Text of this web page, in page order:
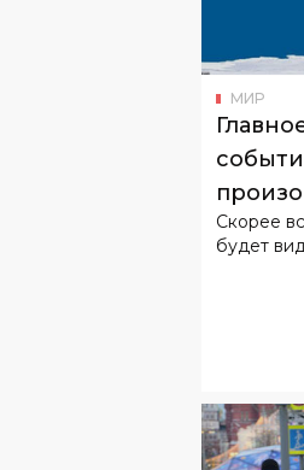
МИР
Скорее
будет